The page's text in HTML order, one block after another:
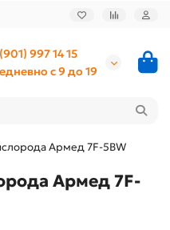
997 14 15
с 9 до 19
Армед 7F-5BW
Армед 7F-